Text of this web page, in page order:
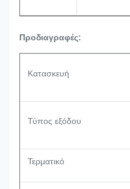
Προδιαγραφές:
Κατασκευή
Τύπος εξόδου
Τερματικό